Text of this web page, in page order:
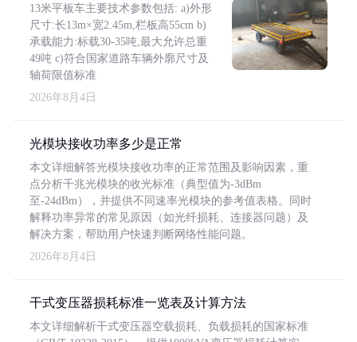
13米平板车主要技术参数包括: a)外形
尺寸:长13m×宽2.45m,栏板高55cm b)
承载能力:标载30-35吨,最大允许总重
49吨 c)符合国家道路车辆外廓尺寸及
轴荷限值标准
2026年8月4日
光模块接收功率多少是正常
本文详细解答光模块接收功率的正常范围及影响因素，重
点分析千兆光模块的收光标准（典型值为-3dBm
至-24dBm），并提供不同速率光模块的参考值表格。同时
解释功率异常的常见原因（如光纤损耗、连接器问题）及
解决方案，帮助用户快速判断网络性能问题。
2026年8月4日
干式变压器损耗标准一览表及计算方法
本文详细解析干式变压器空载损耗、负载损耗的国家标准